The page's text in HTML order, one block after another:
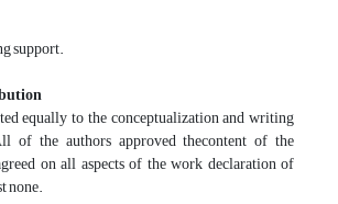
support.
equally to the conceptualization and writing
of the authors approved thecontent of the
on all aspects of the work declaration of
none.